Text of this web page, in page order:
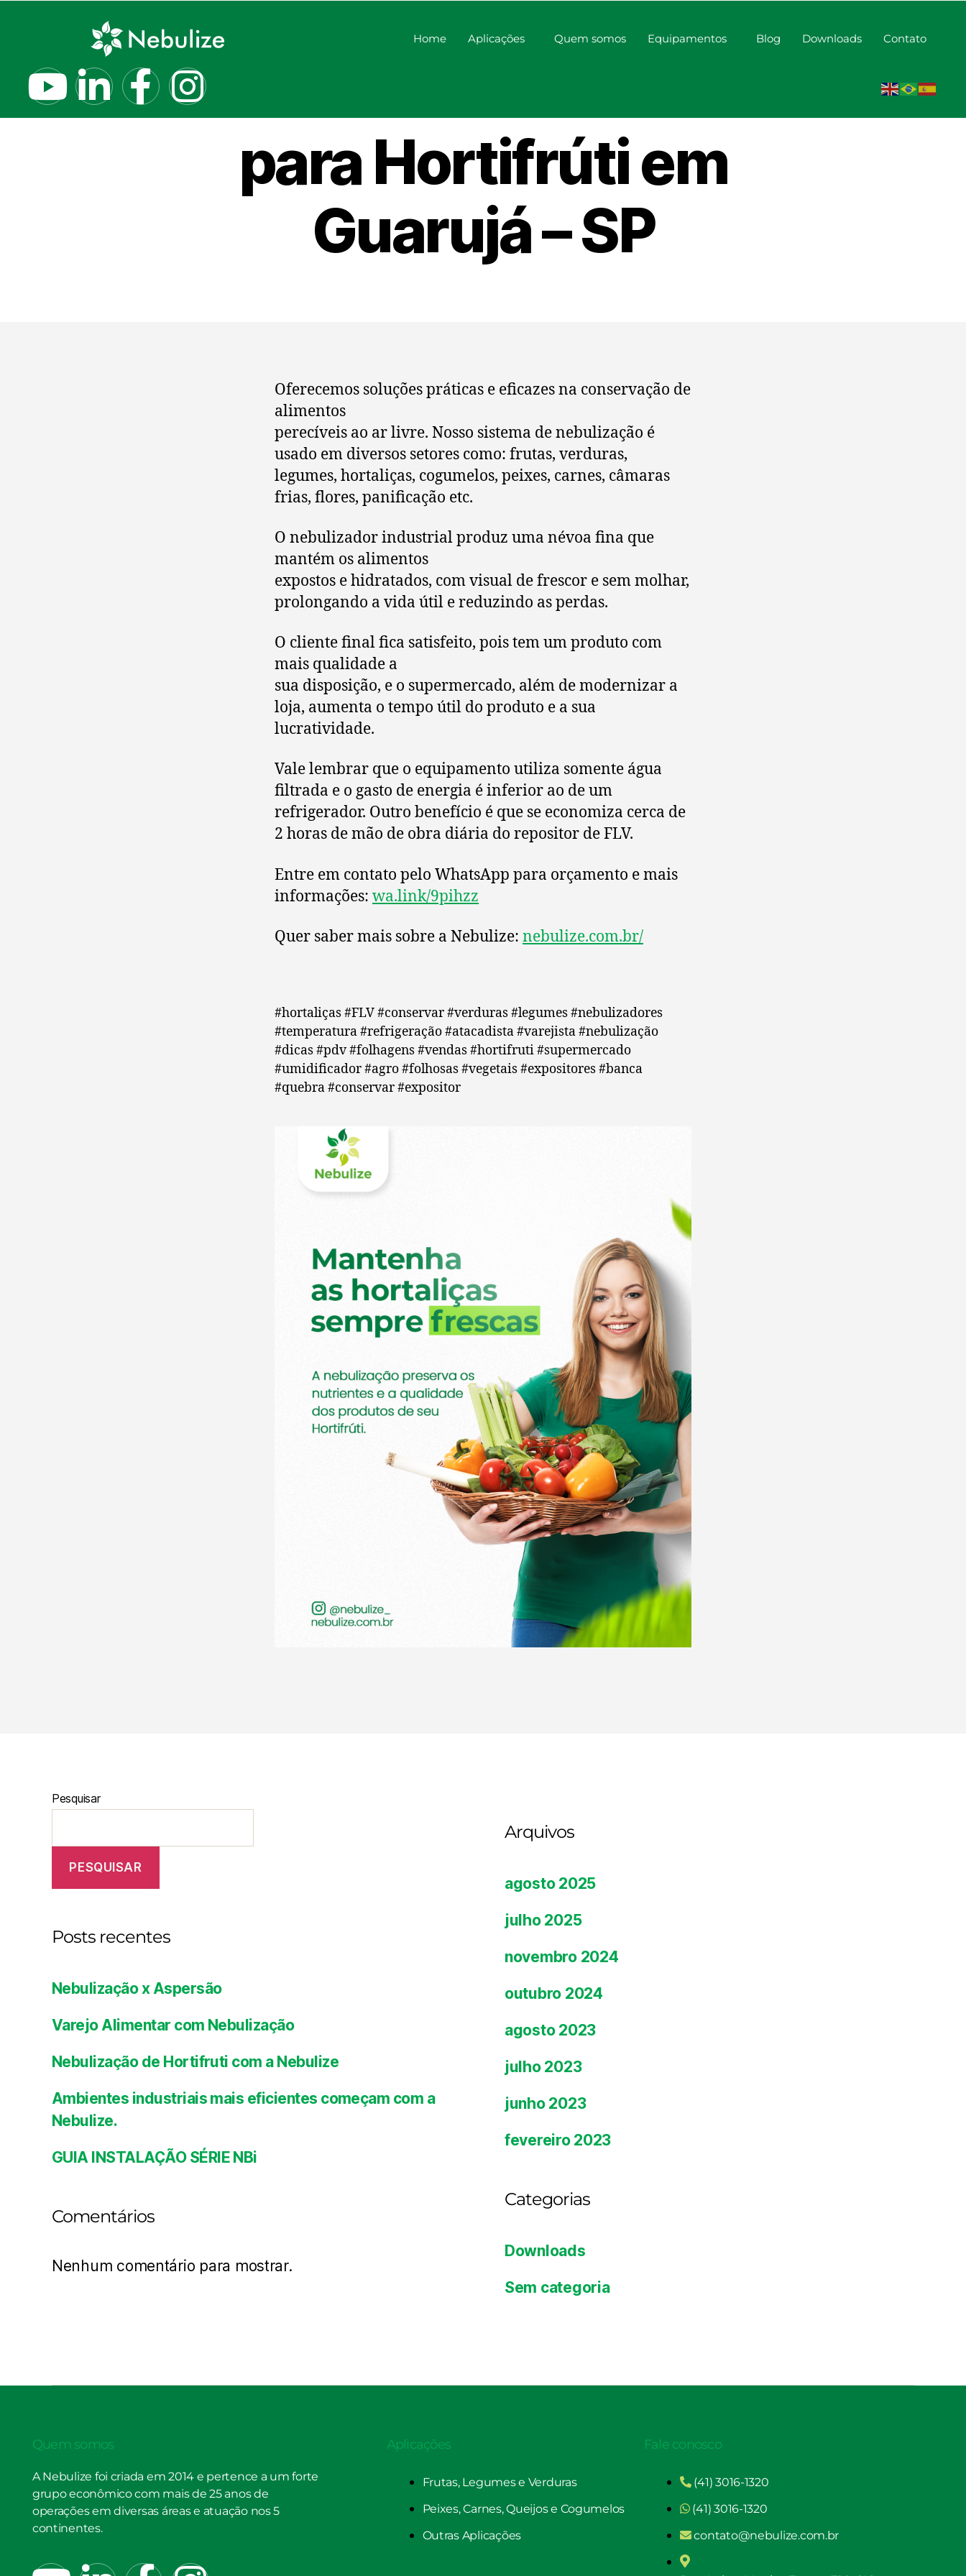
Home Aplicações Quem somos Equipamentos Blog Downloads Contato
Conservador de Verduras
para Hortifrúti em
Guarujá – SP
Oferecemos soluções práticas e eficazes na conservação de
alimentos
perecíveis ao ar livre. Nosso sistema de nebulização é
usado em diversos setores como: frutas, verduras,
legumes, hortaliças, cogumelos, peixes, carnes, câmaras
frias, flores, panificação etc.
O nebulizador industrial produz uma névoa fina que
mantém os alimentos
expostos e hidratados, com visual de frescor e sem molhar,
prolongando a vida útil e reduzindo as perdas.
O cliente final fica satisfeito, pois tem um produto com
mais qualidade a
sua disposição, e o supermercado, além de modernizar a
loja, aumenta o tempo útil do produto e a sua
lucratividade.
Vale lembrar que o equipamento utiliza somente água
filtrada e o gasto de energia é inferior ao de um
refrigerador. Outro benefício é que se economiza cerca de
2 horas de mão de obra diária do repositor de FLV.
Entre em contato pelo WhatsApp para orçamento e mais
informações: wa.link/9pihzz
Quer saber mais sobre a Nebulize: nebulize.com.br/
#hortaliças #FLV #conservar #verduras #legumes #nebulizadores
#temperatura #refrigeração #atacadista #varejista #nebulização
#dicas #pdv #folhagens #vendas #hortifruti #supermercado
#umidificador #agro #folhosas #vegetais #expositores #banca
#quebra #conservar #expositor
Pesquisar
PESQUISAR
Posts recentes
Nebulização x Aspersão
Varejo Alimentar com Nebulização
Nebulização de Hortifruti com a Nebulize
Ambientes industriais mais eficientes começam com a
Nebulize.
GUIA INSTALAÇÃO SÉRIE NBi
Comentários
Nenhum comentário para mostrar.
Arquivos
agosto 2025
julho 2025
novembro 2024
outubro 2024
agosto 2023
julho 2023
junho 2023
fevereiro 2023
Categorias
Downloads
Sem categoria
Quem somos
A Nebulize foi criada em 2014 e pertence a um forte
grupo econômico com mais de 25 anos de
operações em diversas áreas e atuação nos 5
continentes.
Aplicações
Frutas, Legumes e Verduras
Peixes, Carnes, Queijos e Cogumelos
Outras Aplicações
Fale conosco
(41) 3016-1320
(41) 3016-1320
contato@nebulize.com.br